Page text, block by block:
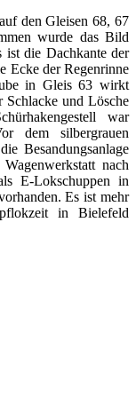
den Gleisen 68, 67
wurde das Bild
ist die Dachkante der
Ecke der Regenrinne
in Gleis 63 wirkt
Schlacke und Lösche
war
dem silbergrauen
Besandungsanlage
nach
E-Lokschuppen in
Es ist mehr
in Bielefeld